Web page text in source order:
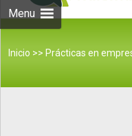
Menu
Inicio >> Prácticas en